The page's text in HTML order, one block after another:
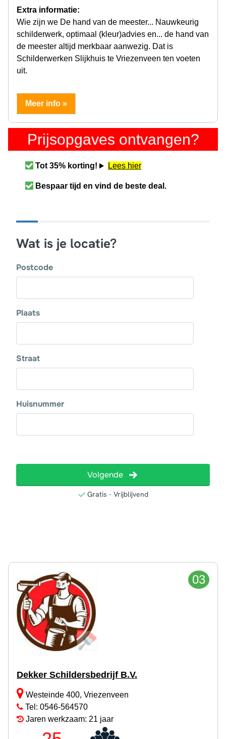
Extra informatie:
Wie zijn we De hand van de meester... Nauwkeurig
schilderwerk, optimaal (kleur)advies en... de hand van
de meester altijd merkbaar aanwezig. Dat is
Schilderwerken Slijkhuis te Vriezenveen ten voeten
uit.
Meer info »
Prijsopgaves ontvangen?
Tot 35% korting! Lees hier
Bespaar tijd en vind de beste deal.
03
Dekker Schildersbedrijf B.V.
Westeinde 400, Vriezenveen
Tel: 0546-564570
Jaren werkzaam: 21 jaar